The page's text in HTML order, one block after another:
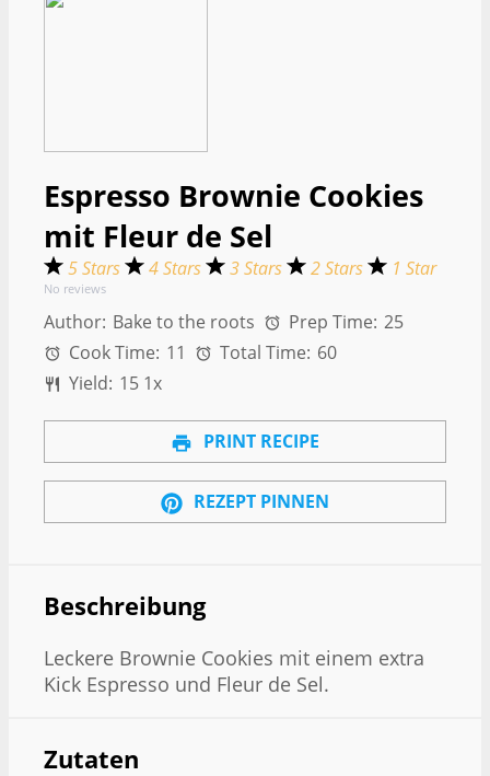
Espresso Brownie Cookies
mit Fleur de Sel
5 Stars 4 Stars 3 Stars 2 Stars 1 Star
No reviews
Author: Bake to the roots Prep Time: 25
Cook Time: 11 Total Time: 60
Yield: 15 1x
PRINT RECIPE
REZEPT PINNEN
Beschreibung
Leckere Brownie Cookies mit einem extra
Kick Espresso und Fleur de Sel.
Zutaten